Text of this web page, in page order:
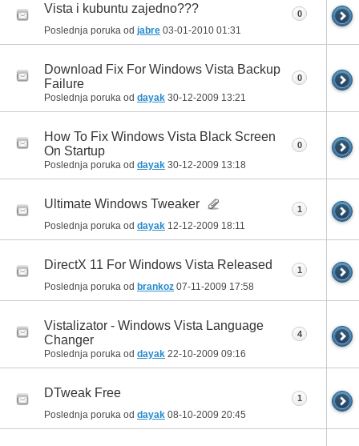
Vista i kubuntu zajedno???
Poslednja poruka od jabre 03-01-2010 01:31
0
Download Fix For Windows Vista Backup
Failure
Poslednja poruka od dayak 30-12-2009 13:21
0
How To Fix Windows Vista Black Screen
On Startup
Poslednja poruka od dayak 30-12-2009 13:18
0
Ultimate Windows Tweaker
Poslednja poruka od dayak 12-12-2009 18:11
1
DirectX 11 For Windows Vista Released
Poslednja poruka od brankoz 07-11-2009 17:58
1
Vistalizator - Windows Vista Language
Changer
Poslednja poruka od dayak 22-10-2009 09:16
4
DTweak Free
Poslednja poruka od dayak 08-10-2009 20:45
1